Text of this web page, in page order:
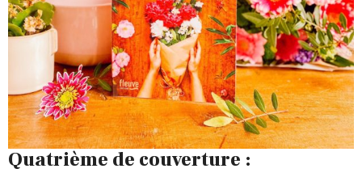
Quatrième de couverture :